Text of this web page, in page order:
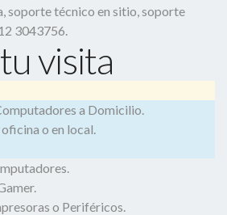
soporte técnico en sitio, soporte
3043756.
visita
a Domicilio.
o en local.
o Periféricos.